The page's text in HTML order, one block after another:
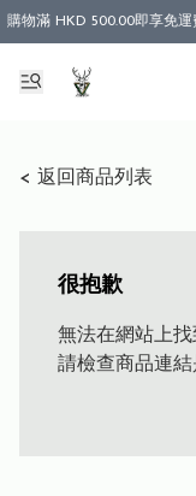
購物滿 HKD 500.00即享免
< 返回商品列表
很抱歉
無法在網站上找
請檢查商品連結